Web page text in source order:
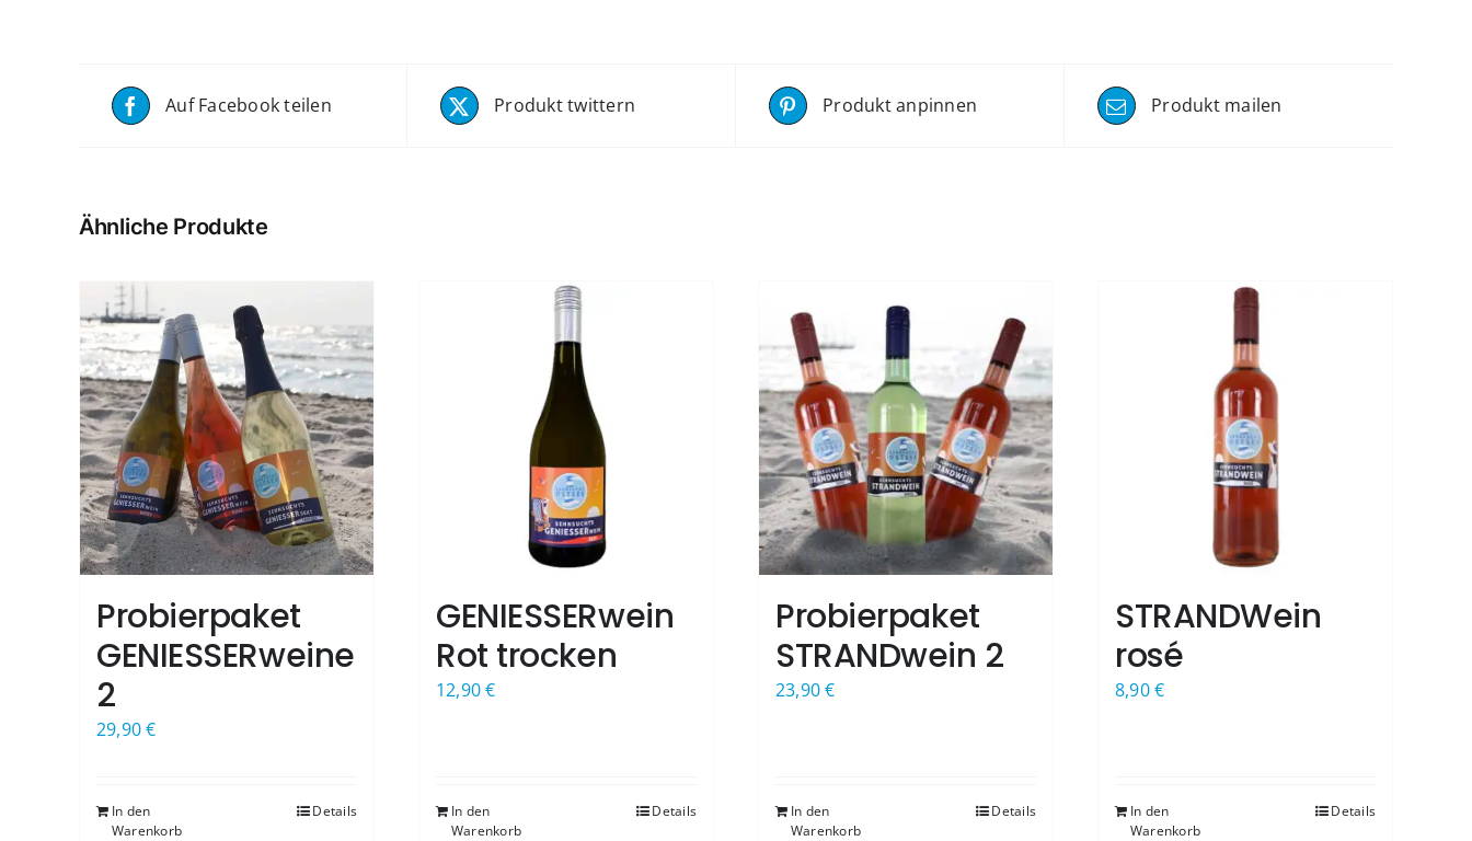
Auf Facebook teilen Produkt twittern Produkt anpinnen Produkt mailen
Ähnliche Produkte
Probierpaket
GENIESSERweine
2
29,90€
In den
Warenkorb
Details
GENIESSERwein
Rot trocken
12,90€
In den
Warenkorb
Details
Probierpaket
STRANDwein 2
23,90€
In den
Warenkorb
Details
STRANDWein
rosé
8,90€
In den
Warenkorb
Details